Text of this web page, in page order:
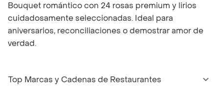
Bouquet romántico con 24 rosas premium y lirios
cuidadosamente seleccionadas. Ideal para
aniversarios, reconciliaciones o demostrar amor de
verdad.
Top Marcas y Cadenas de Restaurantes